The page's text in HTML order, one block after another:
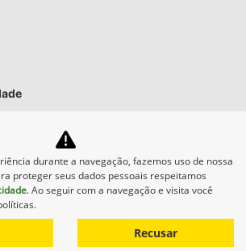
Linhares Peças e Tratores Ltda
27.733.195/0004-88
o outro
durante a navegação, fazemos uso de nossa
proteger seus dados pessoais respeitamos
. Ao seguir com a navegação e visita você
Recusar